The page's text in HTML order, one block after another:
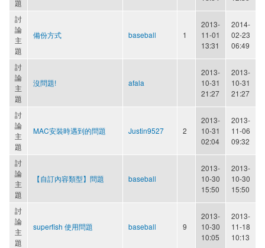
題
討
論
主
題
備份方式 baseball 1
2013-
11-01
13:31
2014-
02-23
06:49
討
論
主
題
沒問題! afala
2013-
10-31
21:27
2013-
10-31
21:27
討
論
主
題
MAC安裝時遇到的問題 Justin9527 2
2013-
10-31
02:04
2013-
11-06
09:32
討
論
主
題
【自訂內容類型】問題 baseball
2013-
10-30
15:50
2013-
10-30
15:50
討
論
主
題
superfish 使用問題 baseball 9
2013-
10-30
10:05
2013-
11-18
10:13